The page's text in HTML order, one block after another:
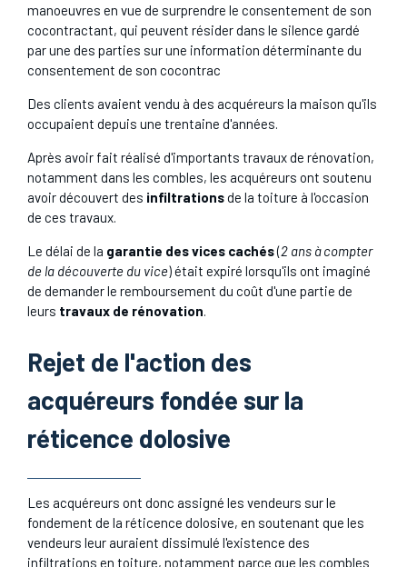
manoeuvres en vue de surprendre le consentement de son
cocontractant, qui peuvent résider dans le silence gardé
par une des parties sur une information déterminante du
consentement de son cocontrac
Des clients avaient vendu à des acquéreurs la maison qu'ils
occupaient depuis une trentaine d'années.
Après avoir fait réalisé d'importants travaux de rénovation,
notamment dans les combles, les acquéreurs ont soutenu
avoir découvert des infiltrationsde la toiture à l'occasion
de ces travaux.
Le délai de la garantie des vices cachés(2 ans à compter
de la découverte du vice) était expiré lorsqu'ils ont imaginé
de demander le remboursement du coût d'une partie de
leurs travaux de rénovation.
Rejet de l'action des
acquéreurs fondée sur la
réticence dolosive
Les acquéreurs ont donc assigné les vendeurs sur le
fondement de la réticence dolosive, en soutenant que les
vendeurs leur auraient dissimulé l'existence des
infiltrations en toiture, notamment parce que les combles